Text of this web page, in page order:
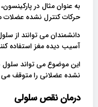
به عنوان مثال در
حرکات کنترل نشده
دانشمندان می توانند از
آسیب دیده مغز استفاده
این موضوع می تواند
نشده عضلانی را متوقف می
درمان نقص سلولی